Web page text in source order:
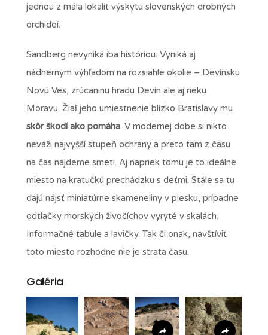
jednou z mála lokalít výskytu slovenských drobných
orchideí.
Sandberg nevyniká iba históriou. Vyniká aj
nádherným výhľadom na rozsiahle okolie – Devínsku
Novú Ves, zrúcaninu hradu Devín ale aj rieku
Moravu. Žiaľ jeho umiestnenie blízko Bratislavy mu
skôr škodí ako pomáha. V modernej dobe si nikto
neváži najvyšší stupeň ochrany a preto tam z času
na čas nájdeme smeti. Aj napriek tomu je to ideálne
miesto na kratučkú prechádzku s deťmi. Stále sa tu
dajú nájsť miniatúrne skameneliny v piesku, prípadne
odtlačky morských živočíchov vyryté v skalách.
Informačné tabule a lavičky. Tak či onak, navštíviť
toto miesto rozhodne nie je strata času.
Galéria